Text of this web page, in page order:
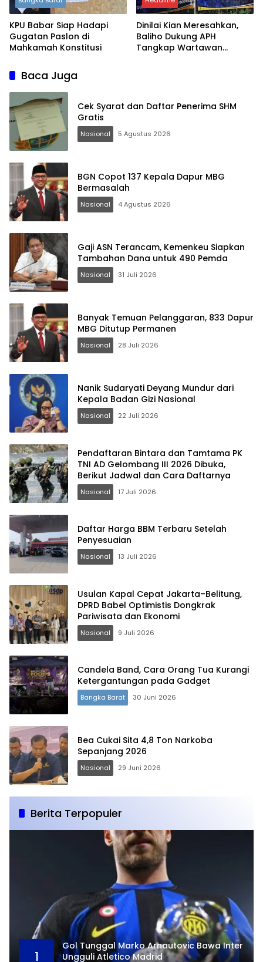
Terdepan Menyorot Fakta.
KPU Babar Siap Hadapi
Gugatan Paslon di
Mahkamah Konstitusi
Dinilai Kian Meresahkan,
Baliho Dukung APH
Tangkap Wartawan
Baca Juga
Cek Syarat dan Daftar Penerima SHM
Gratis
Nasional 5 Agustus 2026
BGN Copot 137 Kepala Dapur MBG
Bermasalah
Nasional 4 Agustus 2026
Gaji ASN Terancam, Kemenkeu Siapkan
Tambahan Dana untuk 490 Pemda
Nasional 31 Juli 2026
Banyak Temuan Pelanggaran, 833 Dapur
MBG Ditutup Permanen
Nasional 28 Juli 2026
Nanik Sudaryati Deyang Mundur dari
Kepala Badan Gizi Nasional
Nasional 22 Juli 2026
Pendaftaran Bintara dan Tamtama PK
TNI AD Gelombang III 2026 Dibuka,
Berikut Jadwal dan Cara Daftarnya
Nasional 17 Juli 2026
Daftar Harga BBM Terbaru Setelah
Penyesuaian
Nasional 13 Juli 2026
Usulan Kapal Cepat Jakarta–Belitung,
DPRD Babel Optimistis Dongkrak
Pariwisata dan Ekonomi
Nasional 9 Juli 2026
Candela Band, Cara Orang Tua Kurangi
Ketergantungan pada Gadget
Bangka Barat 30 Juni 2026
Bea Cukai Sita 4,8 Ton Narkoba
Sepanjang 2026
Nasional 29 Juni 2026
Berita Terpopuler
1
Gol Tunggal Marko Arnautovic Bawa Inter
Ungguli Atletico Madrid